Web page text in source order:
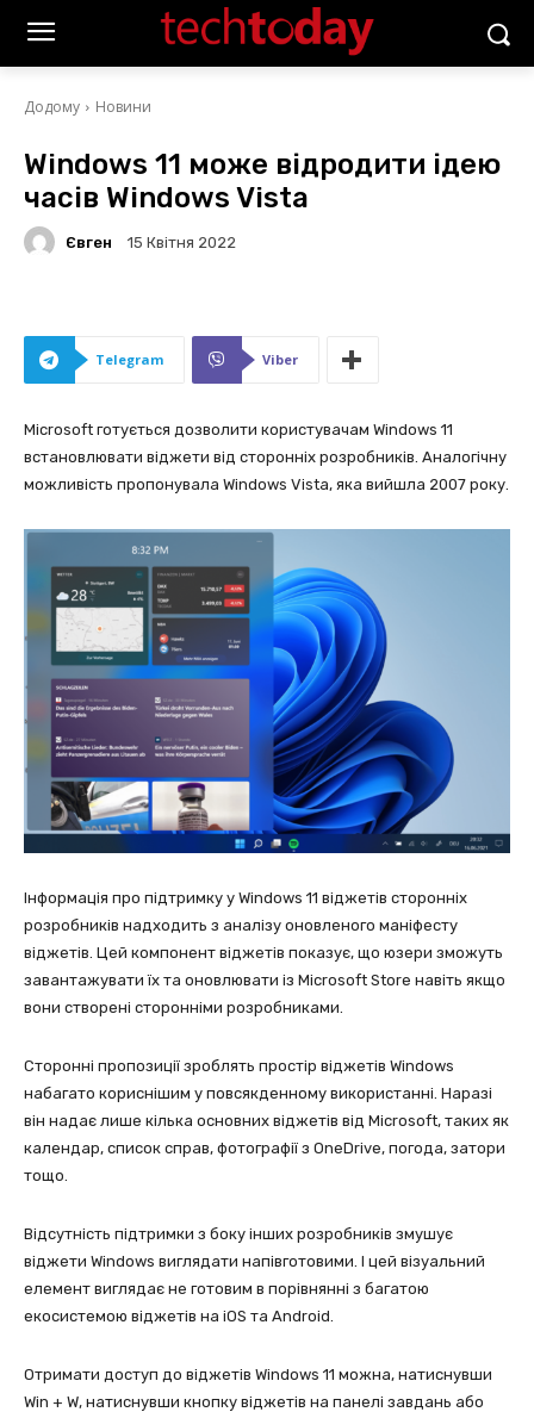
Додому Новини
Windows 11 може відродити ідею
часів Windows Vista
Євген 15 Квітня 2022
Telegram Viber
Microsoft готується дозволити користувачам Windows 11
встановлювати віджети від сторонніх розробників. Аналогічну
можливість пропонувала Windows Vista, яка вийшла 2007 року.
Інформація про підтримку у Windows 11 віджетів сторонніх
розробників надходить з аналізу оновленого маніфесту
віджетів. Цей компонент віджетів показує, що юзери зможуть
завантажувати їх та оновлювати із Microsoft Store навіть якщо
вони створені сторонніми розробниками.
Сторонні пропозиції зроблять простір віджетів Windows
набагато кориснішим у повсякденному використанні. Наразі
він надає лише кілька основних віджетів від Microsoft, таких як
календар, список справ, фотографії з OneDrive, погода, затори
тощо.
Відсутність підтримки з боку інших розробників змушує
віджети Windows виглядати напівготовими. І цей візуальний
елемент виглядає не готовим в порівнянні з багатою
екосистемою віджетів на iOS та Android.
Отримати доступ до віджетів Windows 11 можна, натиснувши
Win + W, натиснувши кнопку віджетів на панелі завдань або